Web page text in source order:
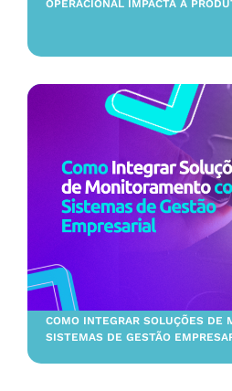
OPERACIONAL IMPACTA A
COMO INTEGRAR SOLUÇÕES DE
SISTEMAS DE GESTÃO